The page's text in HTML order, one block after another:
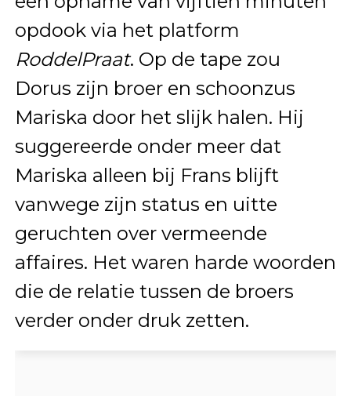
opdook via het platform
RoddelPraat. Op de tape zou
Dorus zijn broer en schoonzus
Mariska door het slijk halen. Hij
suggereerde onder meer dat
Mariska alleen bij Frans blijft
vanwege zijn status en uitte
geruchten over vermeende
affaires. Het waren harde woorden
die de relatie tussen de broers
verder onder druk zetten.